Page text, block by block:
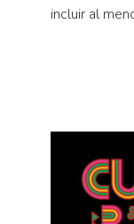
incluir al